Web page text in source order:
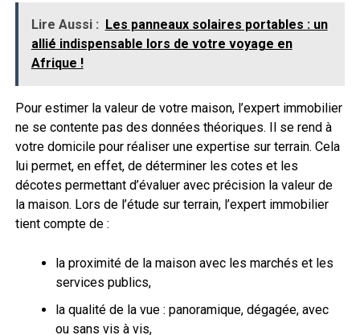
Lire Aussi : Les panneaux solaires portables : un
allié indispensable lors de votre voyage en
Afrique !
Pour estimer la valeur de votre maison, l’expert immobilier
ne se contente pas des données théoriques. Il se rend à
votre domicile pour réaliser une expertise sur terrain. Cela
lui permet, en effet, de déterminer les cotes et les
décotes permettant d’évaluer avec précision la valeur de
la maison. Lors de l’étude sur terrain, l’expert immobilier
tient compte de :
la proximité de la maison avec les marchés et les
services publics,
la qualité de la vue : panoramique, dégagée, avec
ou sans vis à vis,